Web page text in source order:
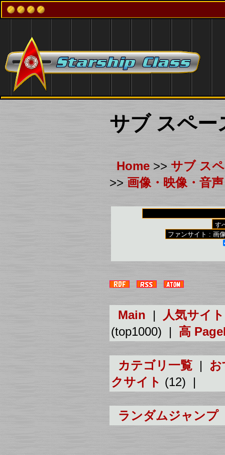
サブ スペー
Home >> サブ ス
>> 画像・映像・音声
Main | 人気サイト
(top1000) | 高
カテゴリ一覧 |
クサイト (12) |
ランダムジャンプ